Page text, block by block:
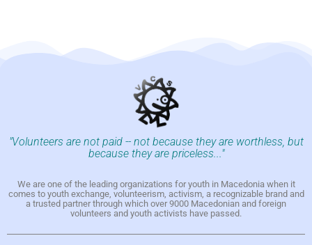
"Volunteers are not paid -- not because they are worthless, but
because they are priceless..."
We are one of the leading organizations for youth in Macedonia when it
comes to youth exchange, volunteerism, activism, a recognizable brand and
a trusted partner through which over 9000 Macedonian and foreign
volunteers and youth activists have passed.